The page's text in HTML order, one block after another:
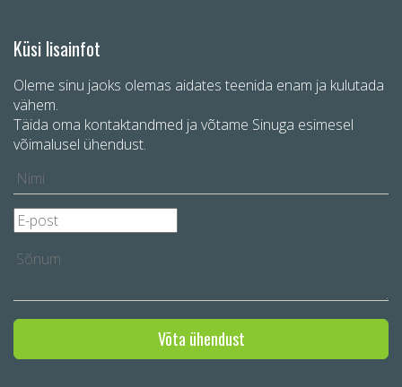
Küsi lisainfot
Oleme sinu jaoks olemas aidates teenida enam ja kulutada
vähem.
Täida oma kontaktandmed ja võtame Sinuga esimesel
võimalusel ühendust.